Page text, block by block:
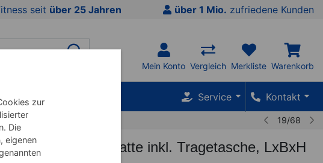
seit über 25 Jahren über 1 Mio. zufriedene Kunden
Mein Konto Vergleich Merkliste Warenkorb
Service Kontakt
19/68
Tec Fitnessmatte inkl. Tragetasche, LxBxH
zur
Die
eigenen